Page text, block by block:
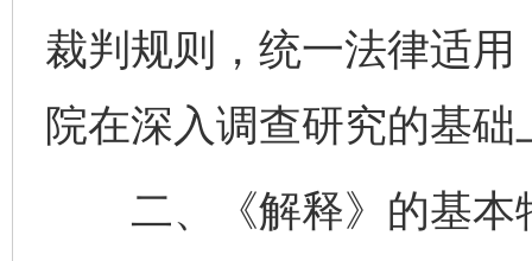
裁判规则，统一法律适
院在深入调查研究的基
二、《解释》的基本